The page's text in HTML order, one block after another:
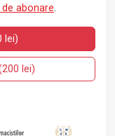
abonare.
lei)
lei)